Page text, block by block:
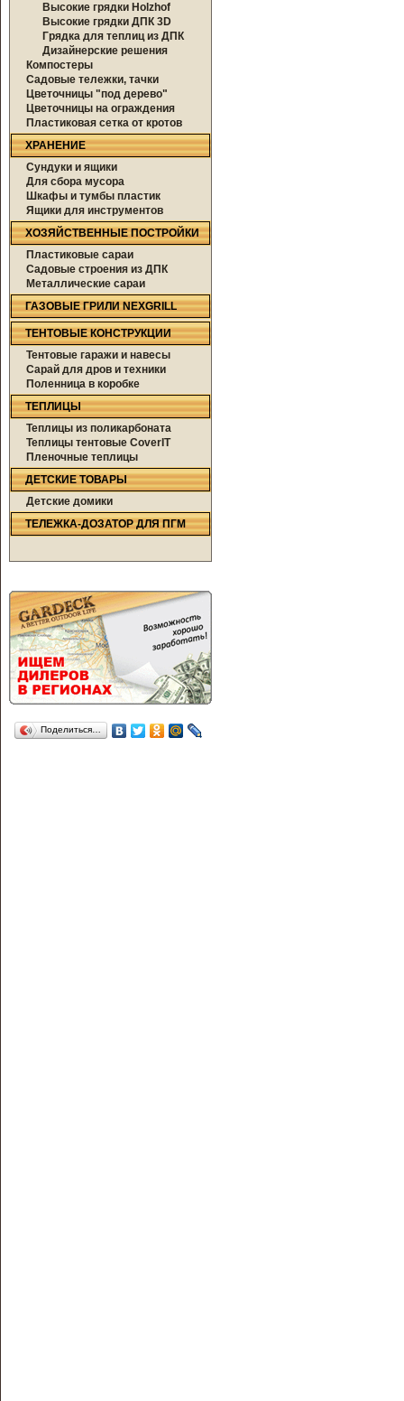
Высокие грядки Holzhof
Высокие грядки ДПК 3D
Грядка для теплиц из ДПК
Дизайнерские решения
Компостеры
Садовые тележки, тачки
Цветочницы "под дерево"
Цветочницы на ограждения
Пластиковая сетка от кротов
ХРАНЕНИЕ
Сундуки и ящики
Для сбора мусора
Шкафы и тумбы пластик
Ящики для инструментов
ХОЗЯЙСТВЕННЫЕ ПОСТРОЙКИ
Пластиковые сараи
Садовые строения из ДПК
Металлические сараи
ГАЗОВЫЕ ГРИЛИ NEXGRILL
ТЕНТОВЫЕ КОНСТРУКЦИИ
Тентовые гаражи и навесы
Сарай для дров и техники
Поленница в коробке
ТЕПЛИЦЫ
Теплицы из поликарбоната
Теплицы тентовые CoverIT
Пленочные теплицы
ДЕТСКИЕ ТОВАРЫ
Детские домики
ТЕЛЕЖКА-ДОЗАТОР ДЛЯ ПГМ
Поделиться…